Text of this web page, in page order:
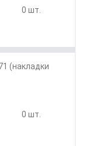
0 шт.
(накладки
0 шт.